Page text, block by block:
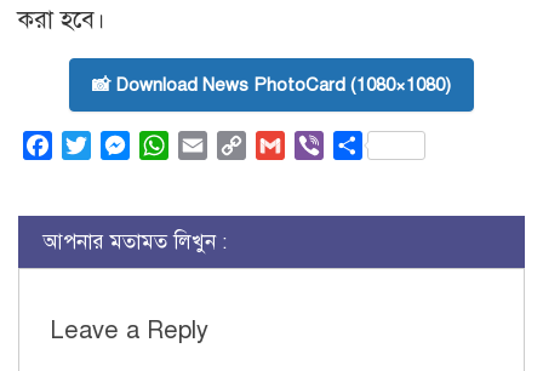
করা হবে।
📸 Download News PhotoCard (1080×1080)
FacebookTwitterMessenger
WhatsApp
Email
Copy
Gmail ViberShare
আপনার মতামত লিখুন :
Leave a Reply